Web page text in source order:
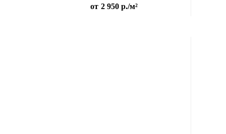
от 2 950 р./м²